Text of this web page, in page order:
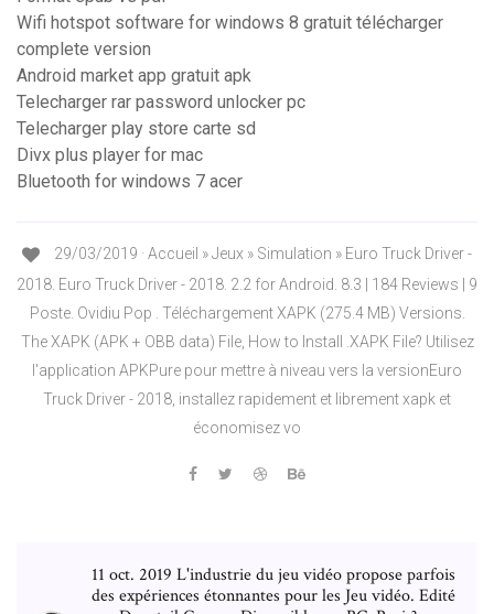
Wifi hotspot software for windows 8 gratuit télécharger
complete version
Android market app gratuit apk
Telecharger rar password unlocker pc
Telecharger play store carte sd
Divx plus player for mac
Bluetooth for windows 7 acer
29/03/2019 · Accueil » Jeux » Simulation » Euro Truck Driver -
2018. Euro Truck Driver - 2018. 2.2 for Android. 8.3 | 184 Reviews | 9
Poste. Ovidiu Pop . Téléchargement XAPK (275.4 MB) Versions.
The XAPK (APK + OBB data) File, How to Install .XAPK File? Utilisez
l'application APKPure pour mettre à niveau vers la versionEuro
Truck Driver - 2018, installez rapidement et librement xapk et
économisez vo
11 oct. 2019 L'industrie du jeu vidéo propose parfois
des expériences étonnantes pour les Jeu vidéo. Edité